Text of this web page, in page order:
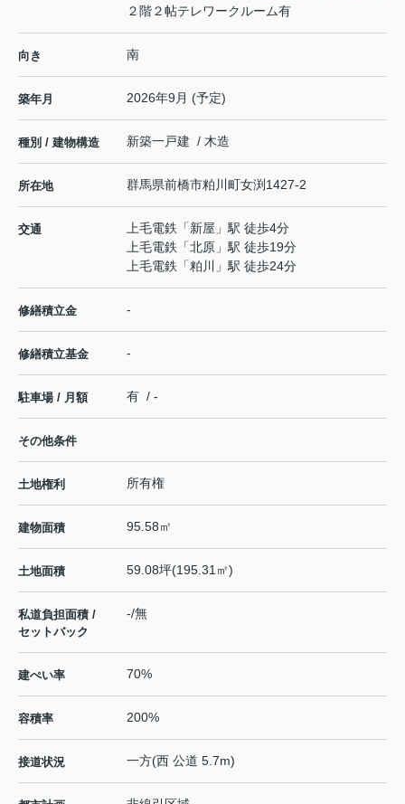
２階２帖テレワークルーム有
向き 南
築年月 2026年9月 (予定)
種別 / 建物構造 新築一戸建 / 木造
所在地 群馬県前橋市粕川町女渕1427-2
交通 上毛電鉄 「新屋 」駅 徒歩4分
上毛電鉄 「北原 」駅 徒歩19分
上毛電鉄 「粕川 」駅 徒歩24分
修繕積立金 -
修繕積立基金 -
駐車場 / 月額 有 / -
その他条件
土地権利 所有権
建物面積 95.58㎡
土地面積 59.08坪(195.31㎡)
私道負担面積 /
セットバック
-/無
建ぺい率 70%
容積率 200%
接道状況 一方(西 公道 5.7m)